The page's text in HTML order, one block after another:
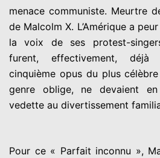
menace communiste. Meurtre
de Malcolm X. L’Amérique a
la voix de ses protest-
furent, effectivement,
cinquième opus du plus
genre oblige, ne devaient
vedette au divertissement
Pour ce « Parfait inconnu »,